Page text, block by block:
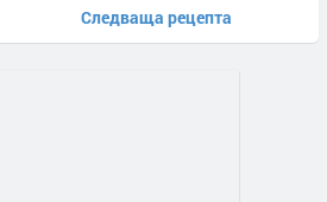
Следваща рецепта